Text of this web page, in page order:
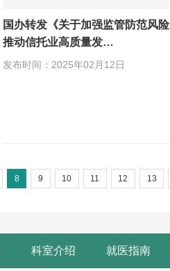
国办转发《关于加强监管防范风险
推动信托业高质量发…
发布时间：2025年02月12日
8 9 10 11 12 13
科室介绍 就医指南